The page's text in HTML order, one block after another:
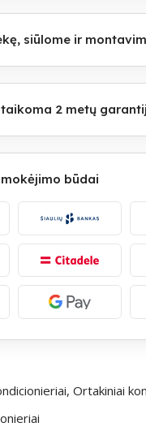
siūlome ir
2 metų
būdai
, Ortakiniai